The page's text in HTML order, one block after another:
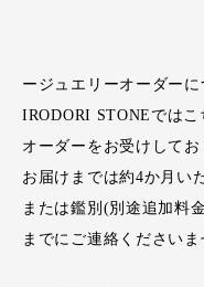
ージュエリーオーダー
IRODORI STONEでは
オーダーをお受けしてお
お届けまでは約4か月い
または鑑別(別途追加料
までにご連絡くださいま